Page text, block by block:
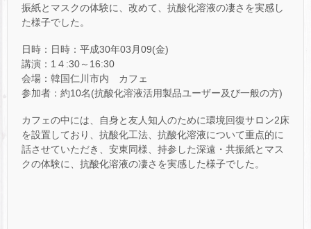
振紙とマスクの体験に、改めて、抗酸化溶液の凄さを実感し
た様子でした。
日時：日時：平成30年03月09(金)
講演：1４:30～16:30
会場：韓国仁川市内 カフェ
参加者：約10名(抗酸化溶液活用製品ユーザー及び一般の方)
カフェの中には、自身と友人知人のために環境回復サロン2床
を設置しており、抗酸化工法、抗酸化溶液について重点的に
話させていただき、安東同様、持参した深遠・共振紙とマス
クの体験に、抗酸化溶液の凄さを実感した様子でした。